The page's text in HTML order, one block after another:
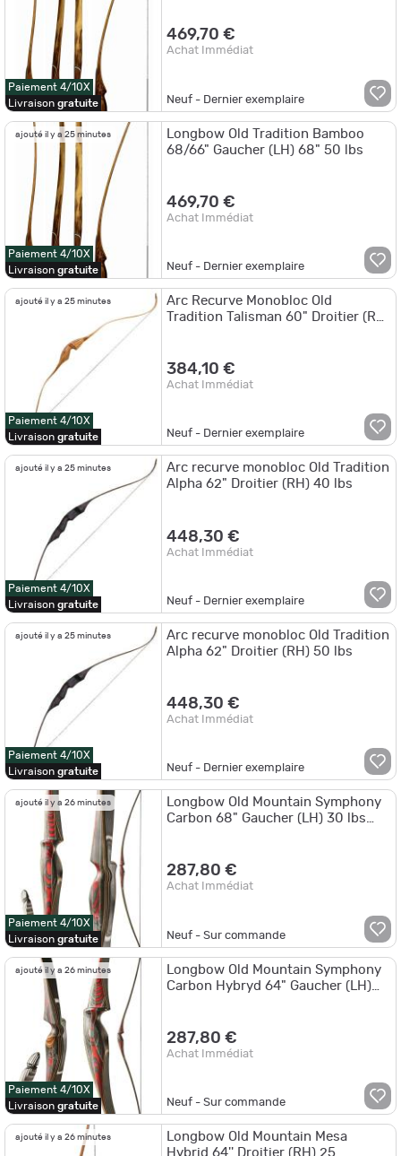
Paiement 4/10X
Livraison gratuite
469,70 €
Achat Immédiat
Neuf - Dernier exemplaire
ajouté il y a 25 minutes
Paiement 4/10X
Livraison gratuite
Longbow Old Tradition Bamboo
68/66" Gaucher (LH) 68" 50 lbs
469,70 €
Achat Immédiat
Neuf - Dernier exemplaire
ajouté il y a 25 minutes
Paiement 4/10X
Livraison gratuite
Arc Recurve Monobloc Old
Tradition Talisman 60" Droitier (RH)
384,10 €
Achat Immédiat
Neuf - Dernier exemplaire
ajouté il y a 25 minutes
Paiement 4/10X
Livraison gratuite
Arc recurve monobloc Old Tradition
Alpha 62" Droitier (RH) 40 lbs
448,30 €
Achat Immédiat
Neuf - Dernier exemplaire
ajouté il y a 25 minutes
Paiement 4/10X
Livraison gratuite
Arc recurve monobloc Old Tradition
Alpha 62" Droitier (RH) 50 lbs
448,30 €
Achat Immédiat
Neuf - Dernier exemplaire
ajouté il y a 26 minutes
Paiement 4/10X
Livraison gratuite
Longbow Old Mountain Symphony
Carbon 68" Gaucher (LH) 30 lbs
287,80 €
Achat Immédiat
Neuf - Sur commande
ajouté il y a 26 minutes
Paiement 4/10X
Livraison gratuite
Longbow Old Mountain Symphony
Carbon Hybryd 64" Gaucher (LH)
287,80 €
Achat Immédiat
Neuf - Sur commande
ajouté il y a 26 minutes
Longbow Old Mountain Mesa
Hybrid 64'' Droitier (RH) 25